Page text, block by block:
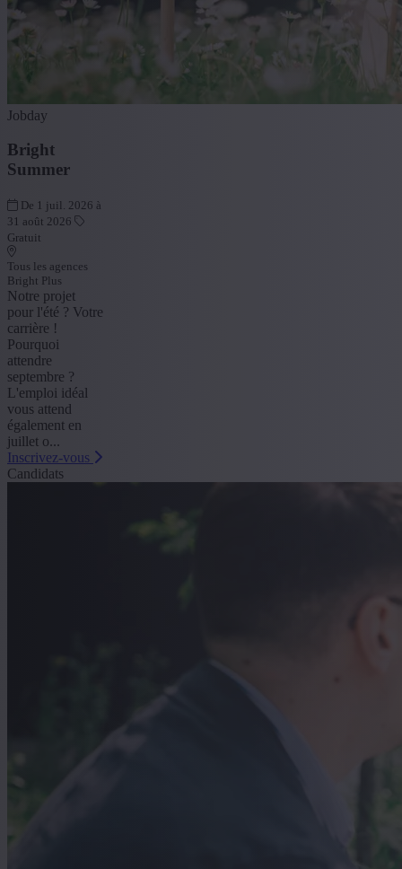
Jobday
Bright
Summer
De 1 juil. 2026 à
31 août 2026
Gratuit
Tous les agences
Bright Plus
Notre projet
pour l'été ? Votre
carrière !
Pourquoi
attendre
septembre ?
L'emploi idéal
vous attend
également en
juillet o...
Inscrivez-vous
Candidats